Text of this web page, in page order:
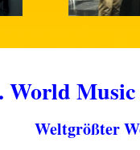
World
Weltgrößter